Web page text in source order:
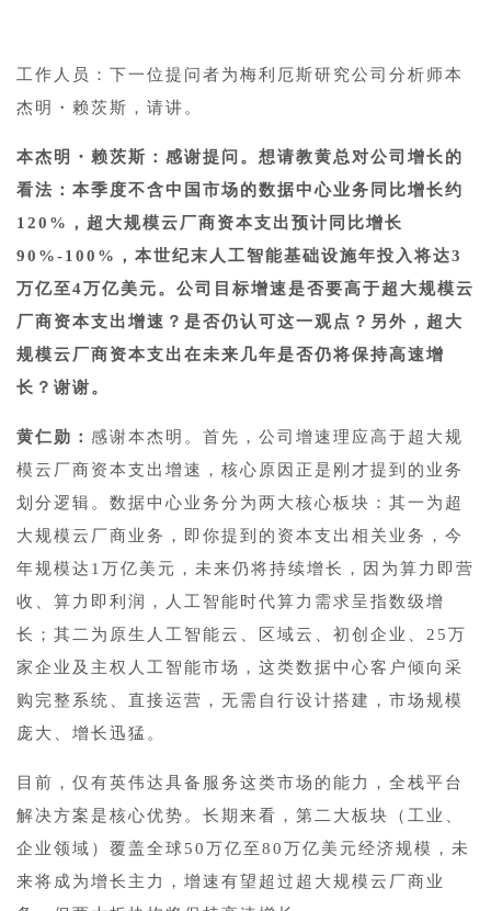
工作人员：下一位提问者为梅利厄斯研究公司分析师本
杰明・赖茨斯，请讲。
本杰明・赖茨斯：感谢提问。想请教黄总对公司增长的
看法：本季度不含中国市场的数据中心业务同比增长约
120%，超大规模云厂商资本支出预计同比增长
90%-100%，本世纪末人工智能基础设施年投入将达3
万亿至4万亿美元。公司目标增速是否要高于超大规模云
厂商资本支出增速？是否仍认可这一观点？另外，超大
规模云厂商资本支出在未来几年是否仍将保持高速增
长？谢谢。
黄仁勋： 感谢本杰明。首先，公司增速理应高于超大规
模云厂商资本支出增速，核心原因正是刚才提到的业务
划分逻辑。数据中心业务分为两大核心板块：其一为超
大规模云厂商业务，即你提到的资本支出相关业务，今
年规模达1万亿美元，未来仍将持续增长，因为算力即营
收、算力即利润，人工智能时代算力需求呈指数级增
长；其二为原生人工智能云、区域云、初创企业、25万
家企业及主权人工智能市场，这类数据中心客户倾向采
购完整系统、直接运营，无需自行设计搭建，市场规模
庞大、增长迅猛。
目前，仅有英伟达具备服务这类市场的能力，全栈平台
解决方案是核心优势。长期来看，第二大板块（工业、
企业领域）覆盖全球50万亿至80万亿美元经济规模，未
来将成为增长主力，增速有望超过超大规模云厂商业